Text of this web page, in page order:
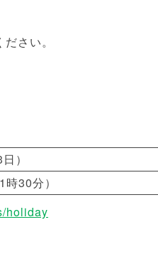
さい。
）
30分）
holiday